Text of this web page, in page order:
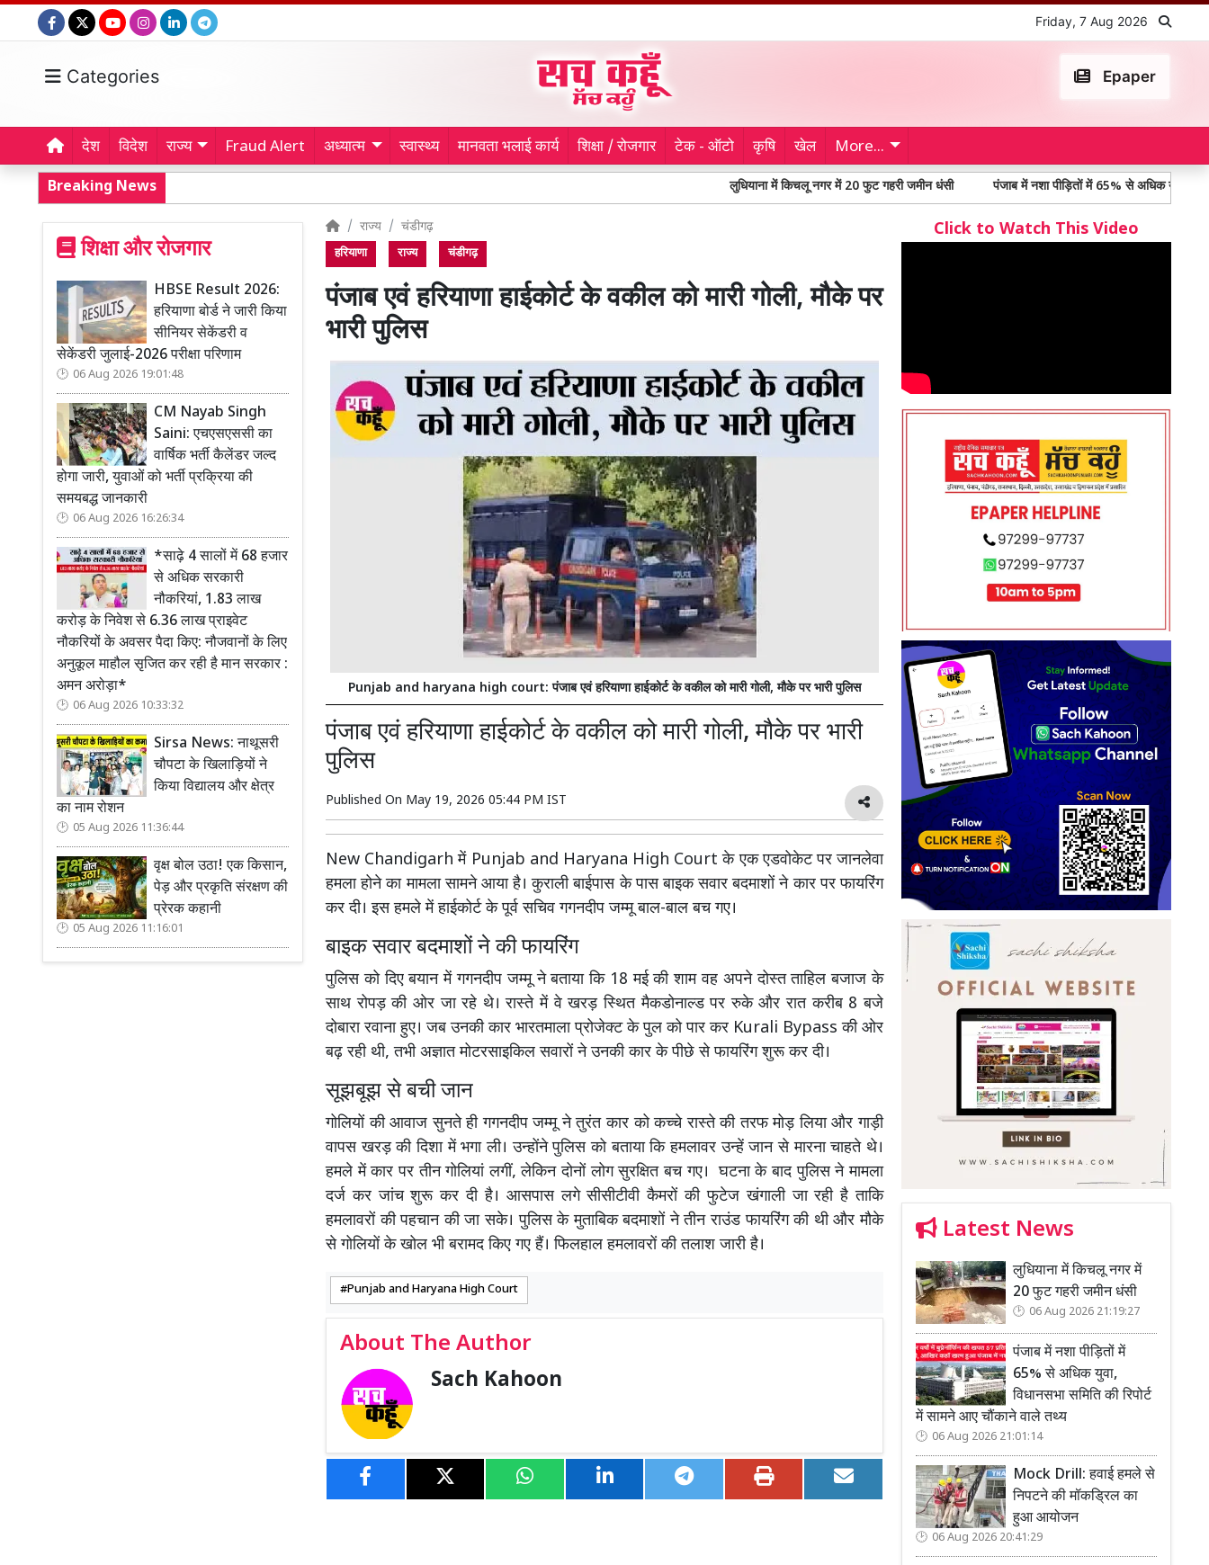
Friday, 7 Aug 2026
Categories Epaper
देश विदेश राज्य Fraud Alert अध्यात्म स्वास्थ्य मानवता भलाई कार्य शिक्षा / रोजगार टेक - ऑटो कृषि खेल More...
Breaking News लुधियाना में किचलू नगर में 20 फुट गहरी जमीन धंसी पंजाब में नशा पीड़ितों में 65% से अधिक युवा, विधानसभा
शिक्षा और रोजगार
HBSE Result 2026:
हरियाणा बोर्ड ने जारी किया
सीनियर सेकेंडरी व
सेकेंडरी जुलाई-2026 परीक्षा परिणाम
06 Aug 2026 19:01:48
CM Nayab Singh
Saini: एचएसएससी का
वार्षिक भर्ती कैलेंडर जल्द
होगा जारी, युवाओं को भर्ती प्रक्रिया की
समयबद्ध जानकारी
06 Aug 2026 16:26:34
*साढ़े 4 सालों में 68 हजार
से अधिक सरकारी
नौकरियां, 1.83 लाख
करोड़ के निवेश से 6.36 लाख प्राइवेट
नौकरियों के अवसर पैदा किए: नौजवानों के लिए
अनुकूल माहौल सृजित कर रही है मान सरकार :
अमन अरोड़ा*
06 Aug 2026 10:33:32
Sirsa News: नाथूसरी
चौपटा के खिलाड़ियों ने
किया विद्यालय और क्षेत्र
का नाम रोशन
05 Aug 2026 11:36:44
वृक्ष बोल उठा! एक किसान,
पेड़ और प्रकृति संरक्षण की
प्रेरक कहानी
05 Aug 2026 11:16:01
राज्य चंडीगढ़
हरियाणा राज्य चंडीगढ़
पंजाब एवं हरियाणा हाईकोर्ट के वकील को मारी गोली, मौके पर
भारी पुलिस
Punjab and haryana high court: पंजाब एवं हरियाणा हाईकोर्ट के वकील को मारी गोली, मौके पर भारी पुलिस
पंजाब एवं हरियाणा हाईकोर्ट के वकील को मारी गोली, मौके पर भारी
पुलिस
Published On May 19, 2026 05:44 PM IST
New Chandigarh में Punjab and Haryana High Court के एक एडवोकेट पर जानलेवा
हमला होने का मामला सामने आया है। कुराली बाईपास के पास बाइक सवार बदमाशों ने कार पर फायरिंग
कर दी। इस हमले में हाईकोर्ट के पूर्व सचिव गगनदीप जम्मू बाल-बाल बच गए।
बाइक सवार बदमाशों ने की फायरिंग
पुलिस को दिए बयान में गगनदीप जम्मू ने बताया कि 18 मई की शाम वह अपने दोस्त ताहिल बजाज के
साथ रोपड़ की ओर जा रहे थे। रास्ते में वे खरड़ स्थित मैकडोनाल्ड पर रुके और रात करीब 8 बजे
दोबारा रवाना हुए। जब उनकी कार भारतमाला प्रोजेक्ट के पुल को पार कर Kurali Bypass की ओर
बढ़ रही थी, तभी अज्ञात मोटरसाइकिल सवारों ने उनकी कार के पीछे से फायरिंग शुरू कर दी।
सूझबूझ से बची जान
गोलियों की आवाज सुनते ही गगनदीप जम्मू ने तुरंत कार को कच्चे रास्ते की तरफ मोड़ लिया और गाड़ी
वापस खरड़ की दिशा में भगा ली। उन्होंने पुलिस को बताया कि हमलावर उन्हें जान से मारना चाहते थे।
हमले में कार पर तीन गोलियां लगीं, लेकिन दोनों लोग सुरक्षित बच गए। घटना के बाद पुलिस ने मामला
दर्ज कर जांच शुरू कर दी है। आसपास लगे सीसीटीवी कैमरों की फुटेज खंगाली जा रही है ताकि
हमलावरों की पहचान की जा सके। पुलिस के मुताबिक बदमाशों ने तीन राउंड फायरिंग की थी और मौके
से गोलियों के खोल भी बरामद किए गए हैं। फिलहाल हमलावरों की तलाश जारी है।
Punjab and Haryana High Court
About The Author
Sach Kahoon
Click to Watch This Video
Latest News
लुधियाना में किचलू नगर में
20 फुट गहरी जमीन धंसी
06 Aug 2026 21:19:27
पंजाब में नशा पीड़ितों में
65% से अधिक युवा,
विधानसभा समिति की रिपोर्ट
में सामने आए चौंकाने वाले तथ्य
06 Aug 2026 21:01:14
Mock Drill: हवाई हमले से
निपटने की मॉकड्रिल का
हुआ आयोजन
06 Aug 2026 20:41:29